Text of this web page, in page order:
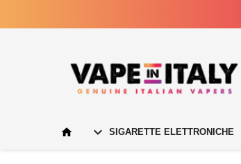
  SIGARETTE ELETTRONICHE